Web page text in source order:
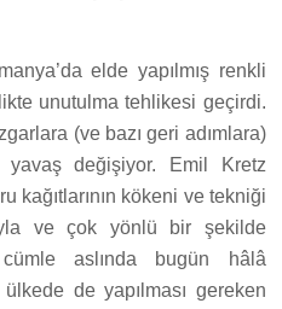
elde yapılmış renkli
unutulma tehlikesi geçirdi.
(ve bazı geri adımlara)
yavaş değişiyor. Emil Kretz
kağıtlarının kökeni ve tekniği
ve çok yönlü bir şekilde
aslında bugün hâlâ
de yapılması gereken